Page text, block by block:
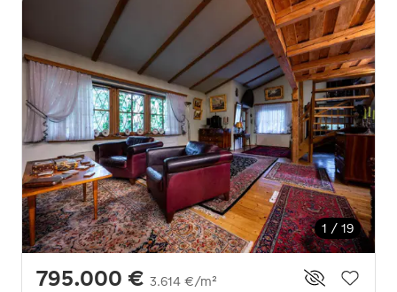
1 / 19
795.000 € 3.614 €/m²